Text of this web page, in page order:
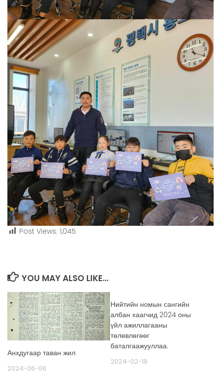
Post Views: 1,045
YOU MAY ALSO LIKE...
Анхдугаар таван жил
2024-06-06
Нийтийн номын сангийн
албан хаагчид 2024 оны
үйл ажиллагааны
төлөвлөгөөг
баталгаажууллаа.
2024-02-19